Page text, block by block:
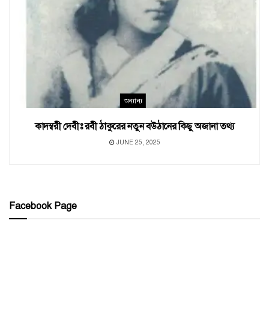
অন্যান্য
কাদম্বরী দেবীঃ রবী ঠাকুরের নতুন বউঠানের কিছু অজানা তথ্য
JUNE 25, 2025
Facebook Page